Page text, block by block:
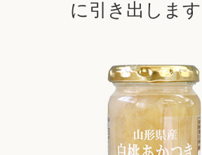
に引き出しま